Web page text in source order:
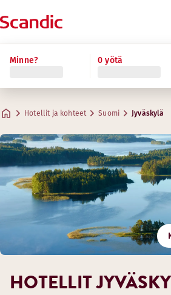
Minne? 0 yötä
Hotellit ja kohteet Suomi Jyväskylä
HOTELLIT